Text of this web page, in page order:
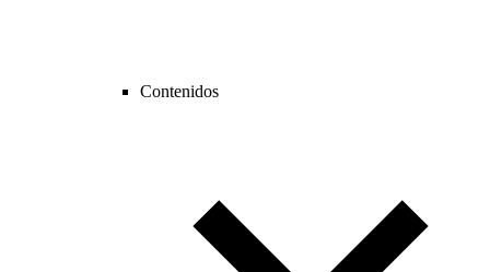
Contenidos